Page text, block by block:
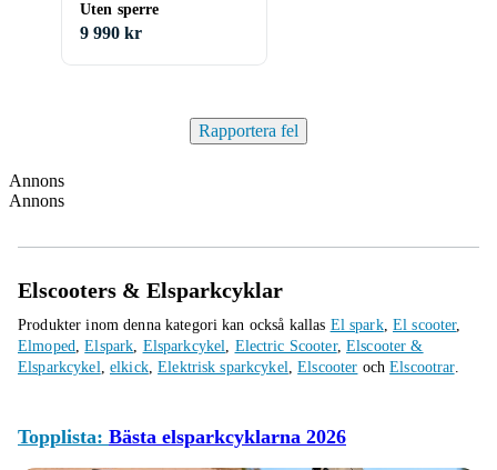
Uten sperre
9 990 kr
Rapportera fel
Annons
Annons
Elscooters & Elsparkcyklar
Produkter inom denna kategori kan också kallas El spark, El scooter,
Elmoped,Elspark, Elsparkcykel, Electric Scooter,Elscooter &
Elsparkcykel, elkick,Elektrisk sparkcykel,Elscooter ochElscootrar.
Topplista: Bästa elsparkcyklarna 2026